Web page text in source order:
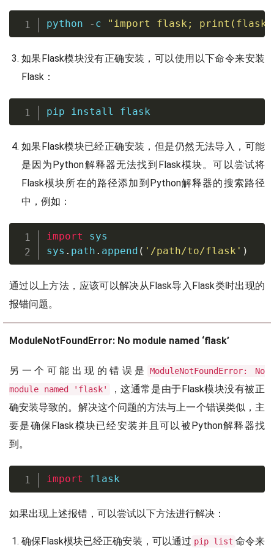
python - c "import flask;
如果Flask模块没有正确安装，可以使用以下命令来安装
Flask：
pip install flask
如果Flask模块已经正确安装，但是仍然无法导入，可能
是因为Python解释器无法找到Flask模块。可以尝试将
Flask模块所在的路径添加到Python解释器的搜索路径
中，例如：
import sys
sys . path . append ( '/path/to/flask' )
通过以上方法，应该可以解决从Flask导入Flask类时出现的
报错问题。
ModuleNotFoundError: No module named ‘flask’
另一个可能出现的错误是
ModuleNotFoundError: No
module named 'flask'
，这通常是由于Flask模块没有被正
确安装导致的。解决这个问题的方法与上一个错误类似，主
要是确保Flask模块已经安装并且可以被Python解释器找
到。
import flask
如果出现上述报错，可以尝试以下方法进行解决：
确保Flask模块已经正确安装，可以通过 pip list 命令来